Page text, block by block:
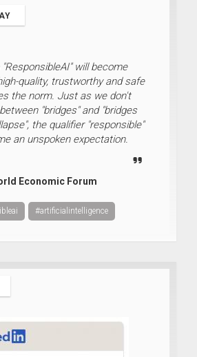
will become
quality, trustworthy and safe
the norm. Just as we don't
"bridges" and "bridges
the qualifier "responsible"
an unspoken expectation.
Economic Forum
#artificialintelligence